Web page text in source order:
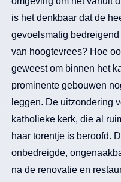
is het denkbaar dat de
gevoelsmatig
van hoogtevrees? Hoe
geweest om binnen het
prominente gebouwen
leggen. De uitzondering
katholieke kerk, die al
haar torentje is beroofd.
onbedreigde,
na de renovatie en